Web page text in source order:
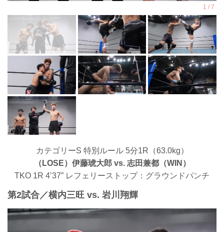
カテゴリーS 特別ルール 5分1R（63.0kg）
（LOSE）伊藤琥大郎 vs. 志田兼都（WIN）
TKO 1R 4’37” レフェリーストップ：グラウンドパンチ
第2試合／横内三旺 vs. 岩川翔輝